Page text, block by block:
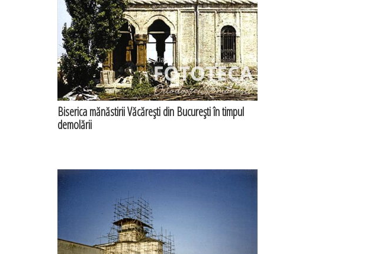
Biserica mănăstirii Văcăreşti din Bucureşti în timpul
demolării